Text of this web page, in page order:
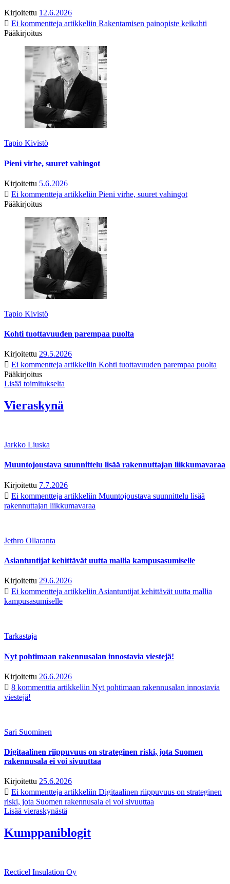
Kirjoitettu 12.6.2026
Ei kommentteja artikkeliin Rakentamisen painopiste keikahti
Pääkirjoitus
Tapio Kivistö
Pieni virhe, suuret vahingot
Kirjoitettu 5.6.2026
Ei kommentteja artikkeliin Pieni virhe, suuret vahingot
Pääkirjoitus
Tapio Kivistö
Kohti tuottavuuden parempaa puolta
Kirjoitettu 29.5.2026
Ei kommentteja artikkeliin Kohti tuottavuuden parempaa puolta
Pääkirjoitus
Lisää toimitukselta
Vieraskynä
Jarkko Liuska
Muuntojoustava suunnittelu lisää rakennuttajan liikkumavaraa
Kirjoitettu 7.7.2026
Ei kommentteja artikkeliin Muuntojoustava suunnittelu lisää
rakennuttajan liikkumavaraa
Jethro Ollaranta
Asiantuntijat kehittävät uutta mallia kampusasumiselle
Kirjoitettu 29.6.2026
Ei kommentteja artikkeliin Asiantuntijat kehittävät uutta mallia
kampusasumiselle
Tarkastaja
Nyt pohtimaan rakennusalan innostavia viestejä!
Kirjoitettu 26.6.2026
8 kommenttia artikkeliin Nyt pohtimaan rakennusalan innostavia
viestejä!
Sari Suominen
Digitaalinen riippuvuus on strateginen riski, jota Suomen
rakennusala ei voi sivuuttaa
Kirjoitettu 25.6.2026
Ei kommentteja artikkeliin Digitaalinen riippuvuus on strateginen
riski, jota Suomen rakennusala ei voi sivuuttaa
Lisää vieraskynästä
Kumppaniblogit
Recticel Insulation Oy